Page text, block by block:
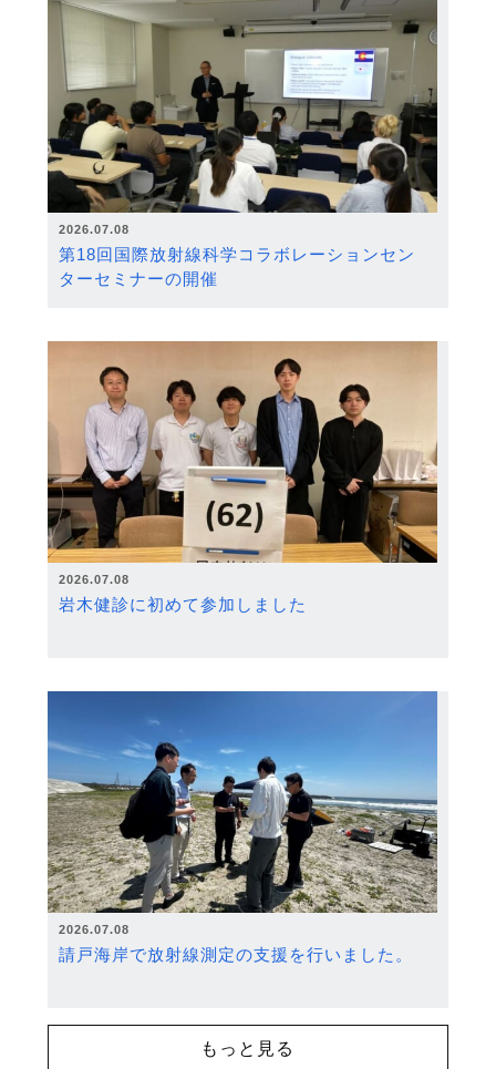
2026.07.08
第18回国際放射線科学コラボレーションセン
ターセミナーの開催
2026.07.08
岩木健診に初めて参加しました
2026.07.08
請戸海岸で放射線測定の支援を行いました。
もっと見る